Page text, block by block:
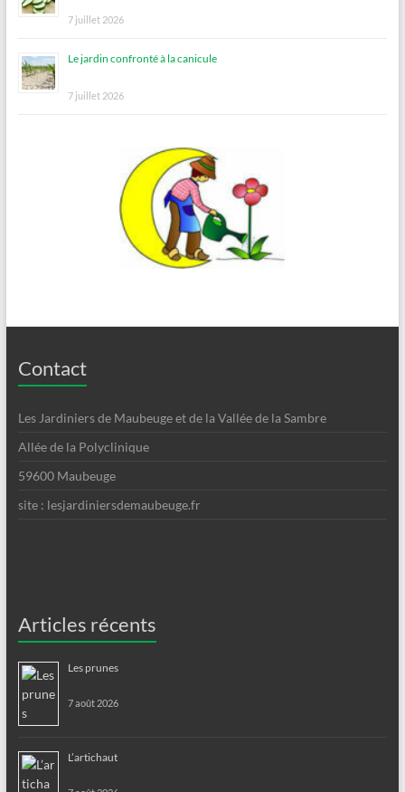
7 juillet 2026
Le jardin confronté à la canicule
7 juillet 2026
Contact
Les Jardiniers de Maubeuge et de la Vallée de la Sambre
Allée de la Polyclinique
59600 Maubeuge
site : lesjardiniersdemaubeuge.fr
Articles récents
Les prunes
7 août 2026
L’artichaut